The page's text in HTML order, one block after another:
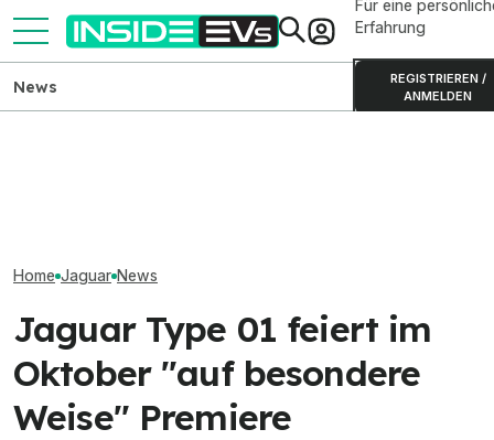
Für eine
Erfahrung
REGISTRIEREN /
ANMELDEN
News
Home Jaguar News
Jaguar Type 01 feiert im
Oktober "auf besondere
Weise" Premiere